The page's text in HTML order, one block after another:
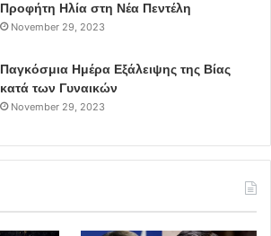
Προφήτη Ηλία στη Νέα Πεντέλη
November 29, 2023
Παγκόσμια Ημέρα Εξάλειψης της Βίας
κατά των Γυναικών
November 29, 2023